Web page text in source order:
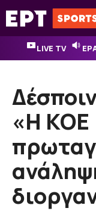
Μετάβαση
σε
περιεχόμενο
LIVE TV
«Η ΚΟΕ